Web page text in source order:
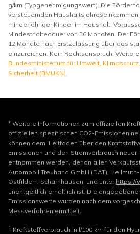
g/km (Typgenehmigungswert). Die
versteuernden Haushaltsjahreseinkommen
minderjähriger Kinder im Haushalt.
Mindesthaltedauer von 36 Monaten. Der
12 Monate nach Erstzulassung über das
einzureichen. Kein Rechtsanspruch.
Bundesministerium für Umwelt,
Sicherheit (BMUKN).
* Weitere Informationen zum offiziellen
offiziellen spezifischen CO2-Emissionen
können dem 'Leitfaden über den
Emissionen und den Stromverbrauch
entnommen werden, der an allen
Automobil Treuhand GmbH (DAT),
Ostfildern-Scharnhausen, und unterhttps://
unentgeltlich erhältlich ist. Die
Emissionswerte wurden nach dem
Messverfahren ermittelt.
1 Kraftstoffverbrauch in l/100 km für den